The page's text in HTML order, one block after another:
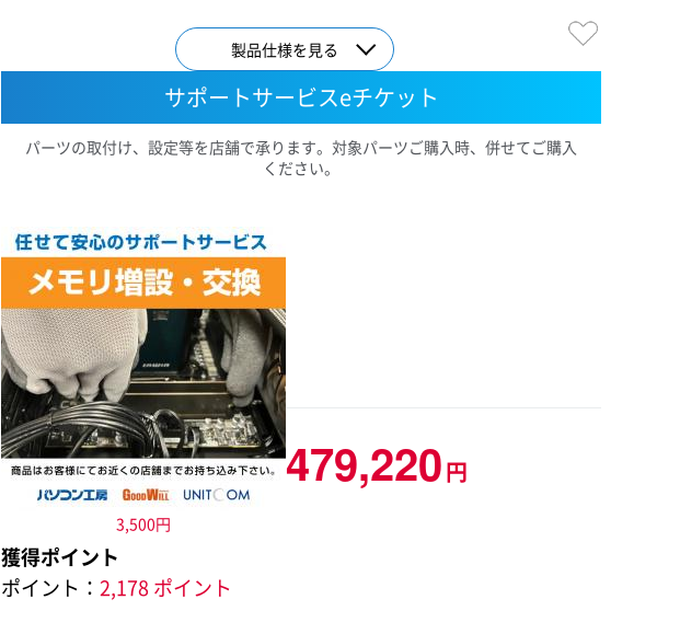
製品仕様を見る
サポートサービスeチケット
パーツの取付け、設定等を店舗で承ります。対象パーツご購入時、併せてご購入
ください。
3,500円
479,220円
獲得ポイント
ポイント： 2,178 ポイント